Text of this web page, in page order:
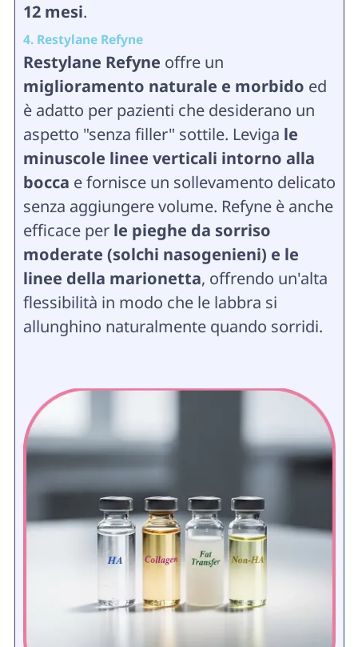
12 mesi.
4. Restylane Refyne
Restylane Refyne offre un
miglioramento naturale e morbido ed
è adatto per pazienti che desiderano un
aspetto "senza filler" sottile. Leviga le
minuscole linee verticali intorno alla
bocca e fornisce un sollevamento delicato
senza aggiungere volume. Refyne è anche
efficace per le pieghe da sorriso
moderate (solchi nasogenieni) e le
linee della marionetta, offrendo un'alta
flessibilità in modo che le labbra si
allunghino naturalmente quando sorridi.